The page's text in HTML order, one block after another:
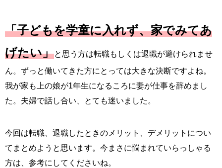
「子どもを学童に入れず、家でみてあ
げたい」と思う方は転職もしくは退職が避けられませ
ん。ずっと働いてきた方にとっては大きな決断ですよね。
我が家も上の娘が1年生になるころに妻が仕事を辞めまし
た。夫婦で話し合い、とても迷いました。
今回は転職、退職したときのメリット、デメリットについ
てまとめようと思います。今まさに悩まれていらっしゃる
方は、参考にしてくださいね。